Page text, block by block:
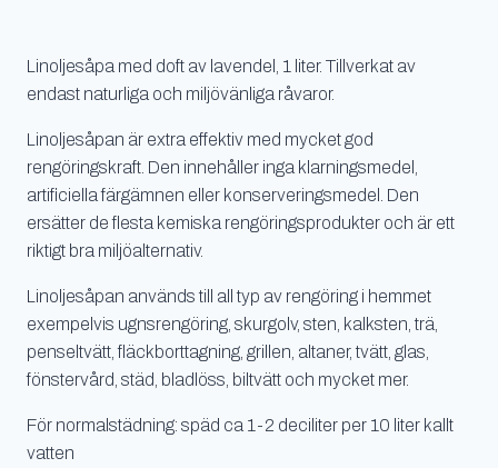
Linoljesåpa med doft av lavendel, 1 liter. Tillverkat av
endast naturliga och miljövänliga råvaror.
Linoljesåpan är extra effektiv med mycket god
rengöringskraft. Den innehåller inga klarningsmedel,
artificiella färgämnen eller konserveringsmedel. Den
ersätter de flesta kemiska rengöringsprodukter och är ett
riktigt bra miljöalternativ.
Linoljesåpan används till all typ av rengöring i hemmet
exempelvis ugnsrengöring, skurgolv, sten, kalksten, trä,
penseltvätt, fläckborttagning, grillen, altaner, tvätt, glas,
fönstervård, städ, bladlöss, biltvätt och mycket mer.
För normalstädning: späd ca 1-2 deciliter per 10 liter kallt
vatten